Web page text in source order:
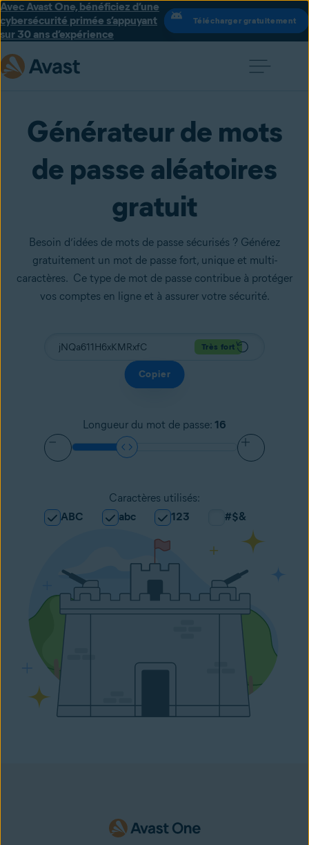
Avec Avast One, bénéficiez d’une
cybersécurité primée s’appuyant
sur 30 ans d’expérience
Télécharger gratuitement
Générateur de mots
de passe aléatoires
gratuit
Besoin d’idées de mots de passe sécurisés ? Générez
gratuitement un mot de passe fort, unique et multi-
caractères. Ce type de mot de passe contribue à protéger
vos comptes en ligne et à assurer votre sécurité.
Très fort
Copier
Longueur du mot de passe: 16
Caractères utilisés:
ABC
abc 123 #$&